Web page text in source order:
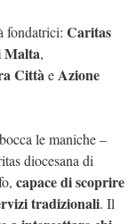
fondatrici: Caritas
Malta,
CittàeAzione
le maniche –
diocesana di
capace di scoprire
tradizionali. Il